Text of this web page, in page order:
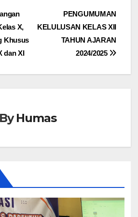
PENGUMUMAN
KELULUSAN KELAS XII
TAHUN AJARAN
2024/2025
X,
Khusus
dan XI
ByHumas